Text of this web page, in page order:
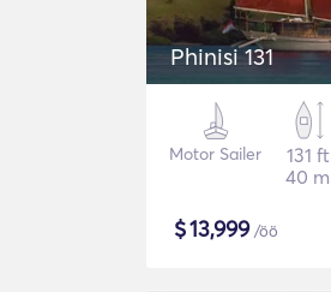
Phinisi 131
Motor Sailer
131 ft
40 m
$13,999/öö